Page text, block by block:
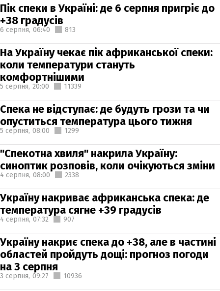
Пік спеки в Україні: де 6 серпня пригріє до
+38 градусів
6 серпня, 06:40 813
На Україну чекає пік африканської спеки:
коли температури стануть
комфортнішими
5 серпня, 20:00 11339
Спека не відступає: де будуть грози та чи
опуститься температура цього тижня
5 серпня, 08:00 1299
"Спекотна хвиля" накрила Україну:
синоптик розповів, коли очікуються зміни
4 серпня, 08:00 2338
Україну накриває африканська спека: де
температура сягне +39 градусів
4 серпня, 07:32 907
Україну накриє спека до +38, але в частині
областей пройдуть дощі: прогноз погоди
на 3 серпня
3 серпня, 09:27 10936